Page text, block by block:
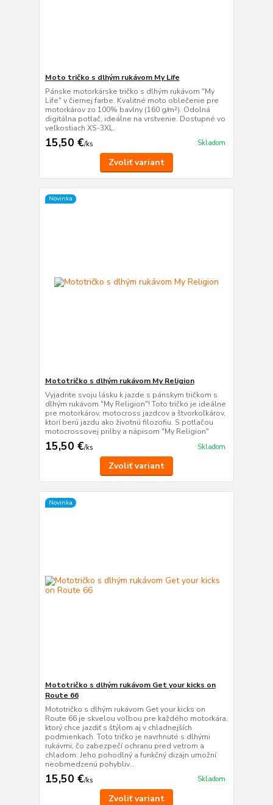
Moto tričko s dlhým rukávom My Life
Pánske motorkárske tričko s dlhým rukávom "My
Life" v čiernej farbe. Kvalitné moto oblečenie pre
motorkárov zo 100% bavlny (160 g/m²). Odolná
digitálna potlač, ideálne na vrstvenie. Dostupné vo
veľkostiach XS-3XL.
15,50 €/ks Skladom
Zvoliť variant
Novinka
Mototričko s dlhým rukávom My Religion
Vyjadrite svoju lásku k jazde s pánskym tričkom s
dlhým rukávom "My Religion"! Toto tričko je ideálne
pre motorkárov, motocross jazdcov a štvorkolkárov,
ktorí berú jazdu ako životnú filozofiu. S potlačou
motocrossovej prilby a nápisom "My Religion"
15,50 €/ks Skladom
Zvoliť variant
Novinka
Mototričko s dlhým rukávom Get your kicks on
Route 66
Mototričko s dlhým rukávom Get your kicks on
Route 66 je skvelou voľbou pre každého motorkára,
ktorý chce jazdiť s štýlom aj v chladnejších
podmienkach. Toto tričko je navrhnuté s dlhými
rukávmi, čo zabezpečí ochranu pred vetrom a
chladom. Jeho pohodlný a funkčný dizajn umožní
neobmedzenú pohybliv...
15,50 €/ks Skladom
Zvoliť variant